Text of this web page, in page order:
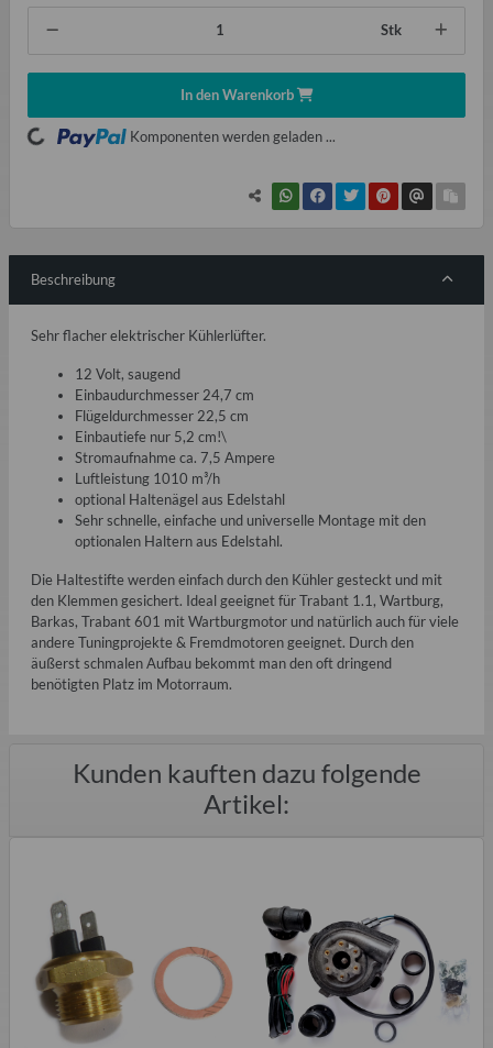
Stk
In den Warenkorb
Komponenten werden geladen ...
Beschreibung
Sehr flacher elektrischer Kühlerlüfter.
12 Volt, saugend
Einbaudurchmesser 24,7 cm
Flügeldurchmesser 22,5 cm
Einbautiefe nur 5,2 cm!\
Stromaufnahme ca. 7,5 Ampere
Luftleistung 1010 m³/h
optional Haltenägel aus Edelstahl
Sehr schnelle, einfache und universelle Montage mit den
optionalen Haltern aus Edelstahl.
Die Haltestifte werden einfach durch den Kühler gesteckt und mit
den Klemmen gesichert. Ideal geeignet für Trabant 1.1, Wartburg,
Barkas, Trabant 601 mit Wartburgmotor und natürlich auch für viele
andere Tuningprojekte & Fremdmotoren geeignet. Durch den
äußerst schmalen Aufbau bekommt man den oft dringend
benötigten Platz im Motorraum.
Kunden kauften dazu folgende
Artikel: